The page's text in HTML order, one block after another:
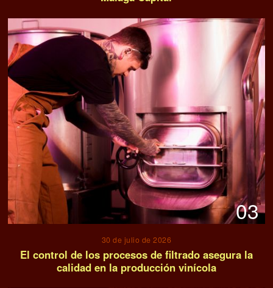
03
30 de julio de 2026
El control de los procesos de filtrado asegura la
calidad en la producción vinícola